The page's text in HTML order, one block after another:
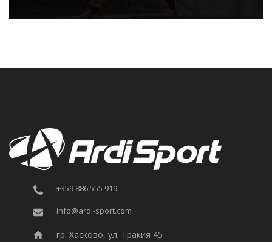
+359 886 555 919
info@ardi-sport.com
гр. Хасково, ул. Тракия 45